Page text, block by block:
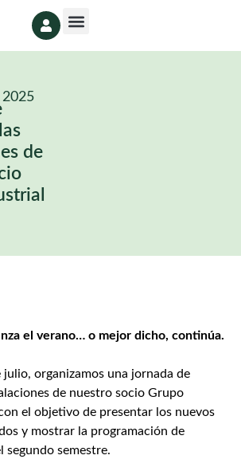
de
el verano… o mejor dicho, continúa.
julio, organizamos una jornada de
de nuestro socio Grupo
el objetivo de presentar los nuevos
y mostrar la programación de
segundo semestre.